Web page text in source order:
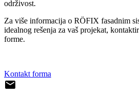
održivost.
Za više informacija o RÖFIX fasadnim
idealnog rešenja za vaš projekat,
forme.
Kontakt forma